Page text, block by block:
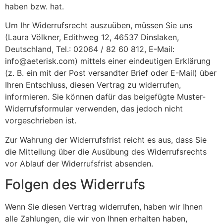
haben bzw. hat.
Um Ihr Widerrufsrecht auszuüben, müssen Sie uns
(Laura Völkner, Edithweg 12, 46537 Dinslaken,
Deutschland, Tel.: 02064 / 82 60 812, E-Mail:
info@aeterisk.com) mittels einer eindeutigen Erklärung
(z. B. ein mit der Post versandter Brief oder E-Mail) über
Ihren Entschluss, diesen Vertrag zu widerrufen,
informieren. Sie können dafür das beigefügte Muster-
Widerrufsformular verwenden, das jedoch nicht
vorgeschrieben ist.
Zur Wahrung der Widerrufsfrist reicht es aus, dass Sie
die Mitteilung über die Ausübung des Widerrufsrechts
vor Ablauf der Widerrufsfrist absenden.
Folgen des Widerrufs
Wenn Sie diesen Vertrag widerrufen, haben wir Ihnen
alle Zahlungen, die wir von Ihnen erhalten haben,